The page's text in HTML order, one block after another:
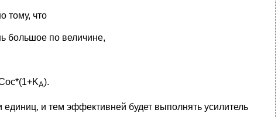
тому, что
большое по величине,
A).
единиц, и тем эффективней будет выполнять усилитель